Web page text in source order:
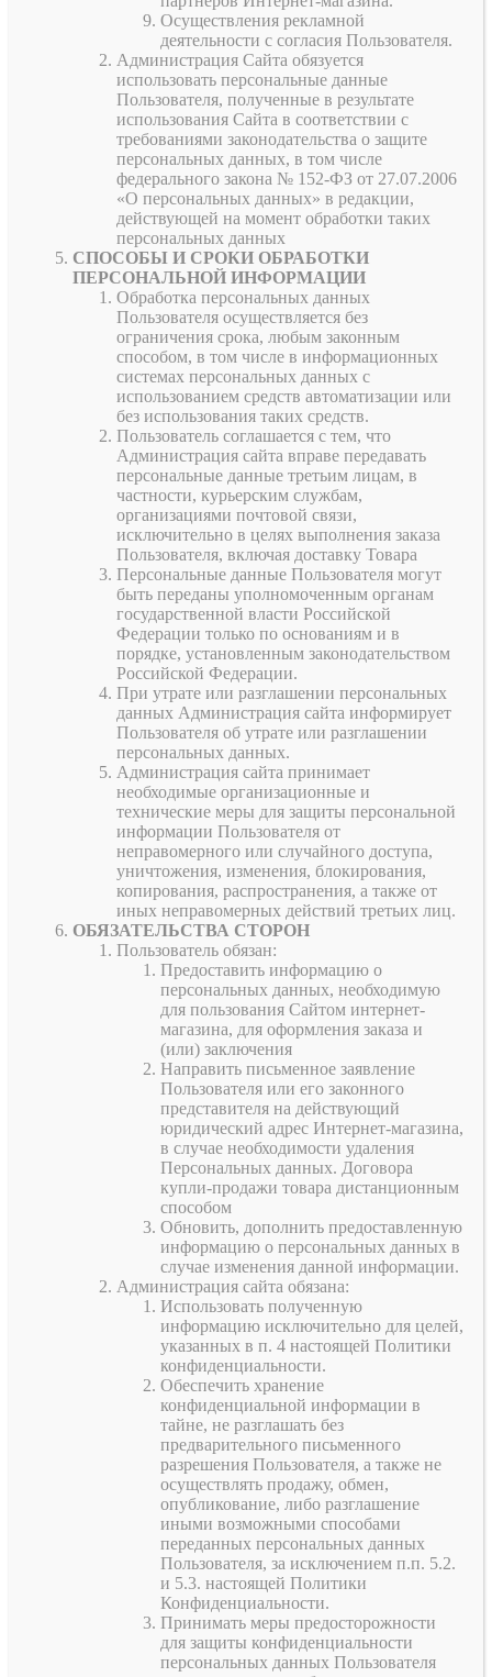
Осуществления рекламной
деятельности с согласия Пользователя.
Администрация Сайта обязуется
использовать персональные данные
Пользователя, полученные в результате
использования Сайта в соответствии с
требованиями законодательства о защите
персональных данных, в том числе
федерального закона № 152-ФЗ от 27.07.2006
«О персональных данных» в редакции,
действующей на момент обработки таких
персональных данных
СПОСОБЫ И СРОКИ ОБРАБОТКИ
ПЕРСОНАЛЬНОЙ ИНФОРМАЦИИ
Обработка персональных данных
Пользователя осуществляется без
ограничения срока, любым законным
способом, в том числе в информационных
системах персональных данных с
использованием средств автоматизации или
без использования таких средств.
Пользователь соглашается с тем, что
Администрация сайта вправе передавать
персональные данные третьим лицам, в
частности, курьерским службам,
организациями почтовой связи,
исключительно в целях выполнения заказа
Пользователя, включая доставку Товара
Персональные данные Пользователя могут
быть переданы уполномоченным органам
государственной власти Российской
Федерации только по основаниям и в
порядке, установленным законодательством
Российской Федерации.
При утрате или разглашении персональных
данных Администрация сайта информирует
Пользователя об утрате или разглашении
персональных данных.
Администрация сайта принимает
необходимые организационные и
технические меры для защиты персональной
информации Пользователя от
неправомерного или случайного доступа,
уничтожения, изменения, блокирования,
копирования, распространения, а также от
иных неправомерных действий третьих лиц.
ОБЯЗАТЕЛЬСТВА СТОРОН
Пользователь обязан:
Предоставить информацию о
персональных данных, необходимую
для пользования Сайтом интернет-
магазина, для оформления заказа и
(или) заключения
Направить письменное заявление
Пользователя или его законного
представителя на действующий
юридический адрес Интернет-магазина,
в случае необходимости удаления
Персональных данных. Договора
купли-продажи товара дистанционным
способом
Обновить, дополнить предоставленную
информацию о персональных данных в
случае изменения данной информации.
Администрация сайта обязана:
Использовать полученную
информацию исключительно для целей,
указанных в п. 4 настоящей Политики
конфиденциальности.
Обеспечить хранение
конфиденциальной информации в
тайне, не разглашать без
предварительного письменного
разрешения Пользователя, а также не
осуществлять продажу, обмен,
опубликование, либо разглашение
иными возможными способами
переданных персональных данных
Пользователя, за исключением п.п. 5.2.
и 5.3. настоящей Политики
Конфиденциальности.
Принимать меры предосторожности
для защиты конфиденциальности
персональных данных Пользователя